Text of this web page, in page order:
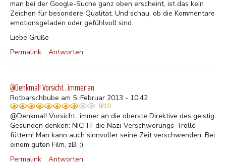
man bei der Google-Suche ganz oben erscheint, ist das kein
Zeichen für besondere Qualität. Und schau, ob die Kommentare
emotionsgeladen oder gefühlvoll sind.
Liebe Grüße
Permalink
Antworten
@Denkmal! Vorsicht...immer an
Rotbarschbube am 5. Februar 2013 - 10:42
8/10
@Denkmal! Vorsicht...immer an die oberste Direktive des geistig
Gesunden denken: NICHT die Nazi-Verschwörungs-Trolle
füttern! Man kann auch sinnvoller seine Zeit verschwenden. Bei
einem guten Film, zB. :)
Permalink
Antworten